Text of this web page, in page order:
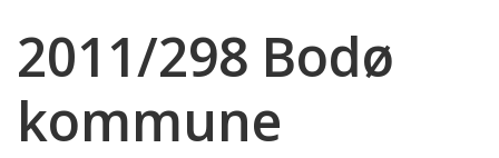
2011/298 Bodø
kommune